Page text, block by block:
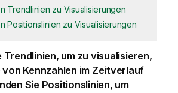
Trendlinien zu Visualisierungen
Positionslinien zu Visualisierungen
Trendlinien, um zu visualisieren,
Kennzahlen im Zeitverlauf
Sie Positionslinien, um